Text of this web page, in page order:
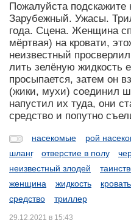
Пожалуйста
Зарубежный. Ужасы.
года. Сцена. Женщина
мёртвая) на кровати,
неизвестный
лить зелёную жидкость
просыпается, затем он
(жики, мухи) соединил
напустил их туда, они
средство и попутно
насекомые рой
шланг
отверстие в полу
неизвестный злодей
женщина
жидкость кровать
средство
триллер
29.12.2021 в 15:43